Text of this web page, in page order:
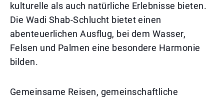
kulturelle als auch natürliche Erlebnisse bieten.
Die Wadi Shab-Schlucht bietet einen
abenteuerlichen Ausflug, bei dem Wasser,
Felsen und Palmen eine besondere Harmonie
bilden.
Gemeinsame Reisen, gemeinschaftliche